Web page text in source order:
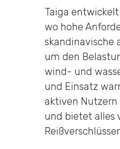
Taiga
wo hohe
skandinavische
um den
wind- und
und Einsatz
aktiven
und bietet alles